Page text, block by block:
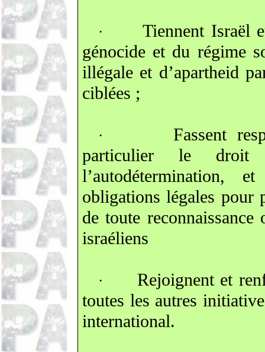
·
Tiennent Israël
génocide et du régime
illégale et d’apartheid
ciblées ;
·
Fassent
particulier le droit
l’autodétermination,
obligations légales pour
de toute reconnaissance
israéliens
·
Rejoignent et
toutes les autres
international.